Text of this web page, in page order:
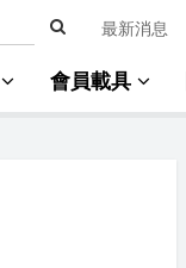
最新消息
會員載具